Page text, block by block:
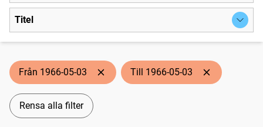
Titel
Från 1966-05-03 Till 1966-05-03
Rensa alla filter